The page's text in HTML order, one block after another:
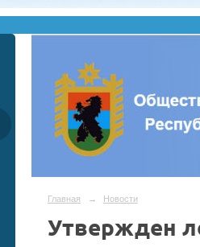
Главная → Новости
Утвержден